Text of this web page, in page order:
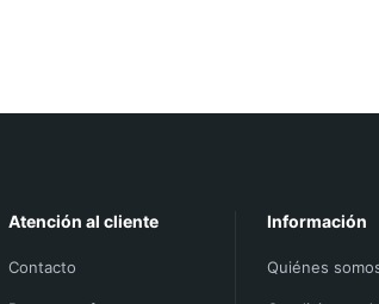
Atención al cliente
Contacto
Información
Quiénes